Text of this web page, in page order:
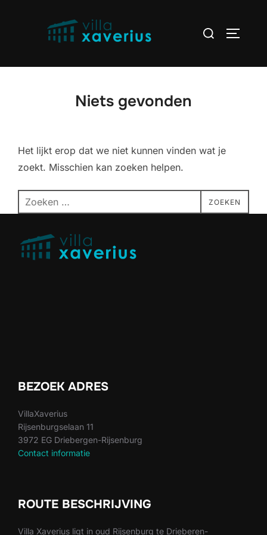
Zoek
Niets gevonden
Het lijkt erop dat we niet kunnen vinden wat je
zoekt. Misschien kan zoeken helpen.
Zoek
naar:
ZOEKEN
BEZOEK ADRES
VillaXaverius
Rijsenburgselaan 11
3972 EG Driebergen-Rijsenburg
Contact informatie
ROUTE BESCHRIJVING
Villa Xaverius ligt in oud Rijsenburg te Drieberen-